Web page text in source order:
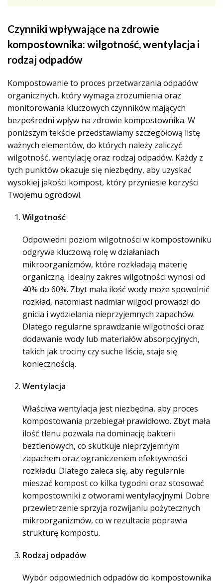
Czynniki wpływające na zdrowie
kompostownika: wilgotność, wentylacja i
rodzaj odpadów
Kompostowanie to proces przetwarzania odpadów
organicznych, który wymaga zrozumienia oraz
monitorowania kluczowych czynników mających
bezpośredni wpływ na zdrowie kompostownika. W
poniższym tekście przedstawiamy szczegółową listę
ważnych elementów, do których należy zaliczyć
wilgotność, wentylację oraz rodzaj odpadów. Każdy z
tych punktów okazuje się niezbędny, aby uzyskać
wysokiej jakości kompost, który przyniesie korzyści
Twojemu ogrodowi.
Wilgotność
Odpowiedni poziom wilgotności w kompostowniku
odgrywa kluczową rolę w działaniach
mikroorganizmów, które rozkładają materię
organiczną. Idealny zakres wilgotności wynosi od
40% do 60%. Zbyt mała ilość wody może spowolnić
rozkład, natomiast nadmiar wilgoci prowadzi do
gnicia i wydzielania nieprzyjemnych zapachów.
Dlatego regularne sprawdzanie wilgotności oraz
dodawanie wody lub materiałów absorpcyjnych,
takich jak trociny czy suche liście, staje się
koniecznością.
Wentylacja
Właściwa wentylacja jest niezbędna, aby proces
kompostowania przebiegał prawidłowo. Zbyt mała
ilość tlenu pozwala na dominację bakterii
beztlenowych, co skutkuje nieprzyjemnym
zapachem oraz ograniczeniem efektywności
rozkładu. Dlatego zaleca się, aby regularnie
mieszać kompost co kilka tygodni oraz stosować
kompostowniki z otworami wentylacyjnymi. Dobre
przewietrzenie sprzyja rozwijaniu pożytecznych
mikroorganizmów, co w rezultacie poprawia
strukturę kompostu.
Rodzaj odpadów
Wybór odpowiednich odpadów do kompostownika